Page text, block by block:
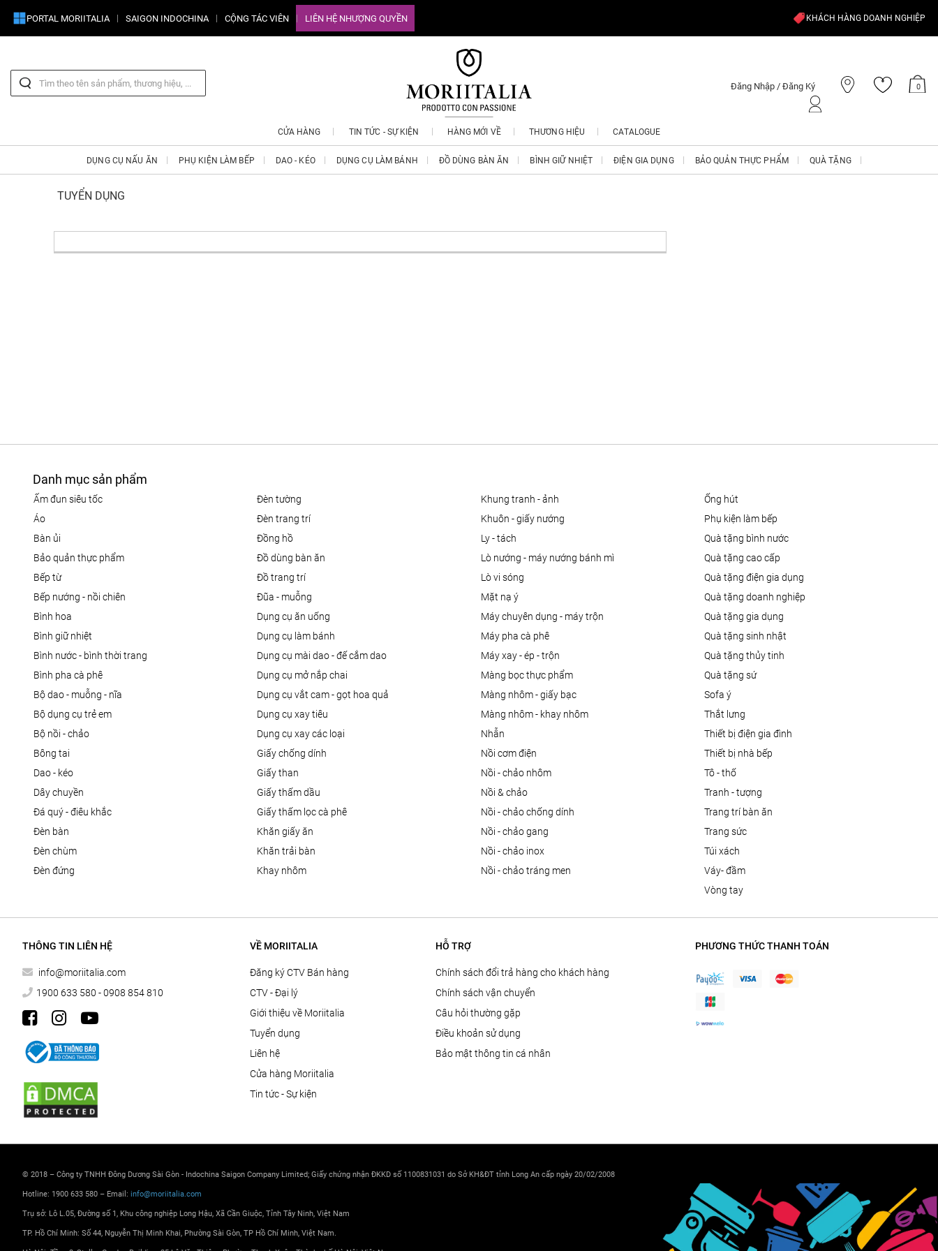
PORTAL MORIITALIA SAIGON INDOCHINA CỘNG TÁC VIÊN LIÊN HỆ NHƯỢNG QUYỀN KHÁCH HÀNG DOANH NGHIỆP
Đăng Nhập / Đăng Ký 0
CỬA HÀNG TIN TỨC - SỰ KIỆN HÀNG MỚI VỀ THƯƠNG HIỆU CATALOGUE
DỤNG CỤ NẤU ĂN PHỤ KIỆN LÀM BẾP DAO - KÉO DỤNG CỤ LÀM BÁNH ĐỒ DÙNG BÀN ĂN BÌNH GIỮ NHIỆT ĐIỆN GIA DỤNG BẢO QUẢN THỰC PHẨM QUÀ TẶNG
TUYỂN DỤNG
Danh mục sản phẩm
ấm đun siêu tốc
áo
bàn ủi
bảo quản thực phẩm
bếp từ
bếp nướng - nồi chiên
bình hoa
bình giữ nhiệt
bình nước - bình thời trang
bình pha cà phê
bộ dao - muỗng - nĩa
bộ dụng cụ trẻ em
bộ nồi - chảo
bông tai
dao - kéo
dây chuyền
đá quý - điêu khắc
đèn bàn
đèn chùm
đèn đứng
đèn tường
đèn trang trí
đồng hồ
đồ dùng bàn ăn
đồ trang trí
đũa - muỗng
dụng cụ ăn uống
dụng cụ làm bánh
dụng cụ mài dao - đế cắm dao
dụng cụ mở nắp chai
dụng cụ vắt cam - gọt hoa quả
dụng cụ xay tiêu
dụng cụ xay các loại
giấy chống dính
giấy than
giấy thấm dầu
giấy thấm lọc cà phê
khăn giấy ăn
khăn trải bàn
khay nhôm
khung tranh - ảnh
khuôn - giấy nướng
ly - tách
lò nướng - máy nướng bánh mì
lò vi sóng
mặt nạ ý
máy chuyên dụng - máy trộn
máy pha cà phê
máy xay - ép - trộn
màng bọc thực phẩm
màng nhôm - giấy bạc
màng nhôm - khay nhôm
nhẫn
nồi cơm điện
nồi - chảo nhôm
nồi & chảo
nồi - chảo chống dính
nồi - chảo gang
nồi - chảo inox
nồi - chảo tráng men
ống hút
phụ kiện làm bếp
quà tặng bình nước
quà tặng cao cấp
quà tặng điện gia dụng
quà tặng doanh nghiệp
quà tặng gia dụng
quà tặng sinh nhật
quà tặng thủy tinh
quà tặng sứ
sofa ý
thắt lưng
thiết bị điện gia đình
thiết bị nhà bếp
tô - thố
tranh - tượng
trang trí bàn ăn
trang sức
túi xách
váy- đầm
vòng tay
THÔNG TIN LIÊN HỆ
info@moriitalia.com
1900 633 580 - 0908 854 810
VỀ MORIITALIA
Đăng ký CTV Bán hàng
CTV - Đại lý
Giới thiệu về Moriitalia
Tuyển dụng
Liên hệ
Cửa hàng Moriitalia
Tin tức - Sự kiện
HỖ TRỢ
Chính sách đổi trả hàng cho khách hàng
Chính sách vận chuyển
Câu hỏi thường gặp
Điều khoản sử dụng
Bảo mật thông tin cá nhân
PHƯƠNG THỨC THANH TOÁN
© 2018 – Công ty TNHH Đông Dương Sài Gòn - Indochina Saigon Company Limited; Giấy chứng nhận ĐKKD số 1100831031 do Sở KH&ĐT tỉnh Long An cấp ngày 20/02/2008
Hotline: 1900 633 580 – Email: info@moriitalia.com
Trụ sở: Lô L.05, Đường số 1, Khu công nghiệp Long Hậu, Xã Cần Giuộc, Tỉnh Tây Ninh, Việt Nam
TP. Hồ Chí Minh: Số 44, Nguyễn Thị Minh Khai, Phường Sài Gòn, TP Hồ Chí Minh, Việt Nam.